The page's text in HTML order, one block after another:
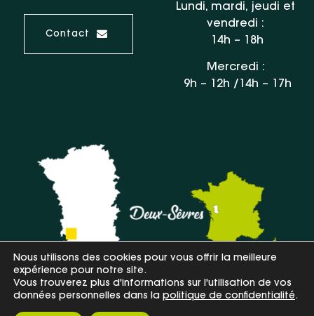
Contact
Lundi, mardi, jeudi et
vendredi :
14h – 18h
Mercredi :
9h – 12h /14h – 17h
Plan du site Mentions légales et confidentialité
Nous utilisons des cookies pour vous offrir la meilleure
expérience pour notre site.
Vous trouverez plus d'informations sur l'utilisation de vos
données personnelles dans la politique de confidentialité.